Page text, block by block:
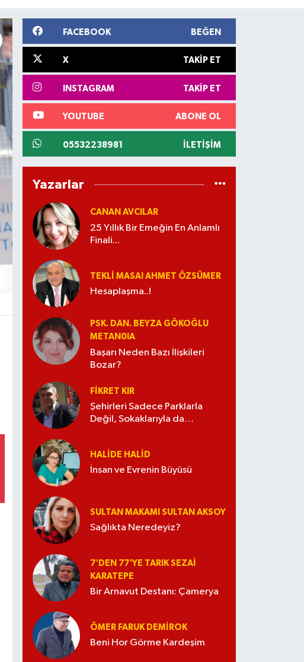
FACEBOOK BEĞEN
X TAKIP ET
INSTAGRAM TAKIP ET
YOUTUBE ABONE OL
05532238981 İLETIŞIM
Yazarlar
CANAN AVCILAR
25 Yıllık Bir Emeğin En Anlamlı
Finali...
TEKLI MASA! AHMET ÖZSÜMER
Hesaplaşma..!
PSK. DAN. BEYZA GÖKOĞLU
METAN0IA
Başarı Neden Bazı İlişkileri
Bozar?
FIKRET KIR
Şehirleri Sadece Parklarla
Değil, Sokaklarıyla da
HALIDE HALID
İnsan ve Evrenin Büyüsü
SULTAN MAKAMI SULTAN AKSOY
Sağlıkta Neredeyiz?
7'DEN 77'YE TARIK SEZAI
KARATEPE
Bir Arnavut Destanı: Çamerya
ÖMER FARUK DEMIROK
Beni Hor Görme Kardeşim